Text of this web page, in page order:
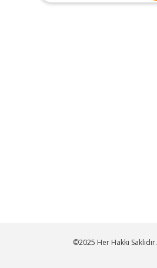
©2025 Her Hakkı Saklıdır.